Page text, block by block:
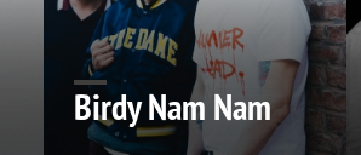
Birdy Nam Nam